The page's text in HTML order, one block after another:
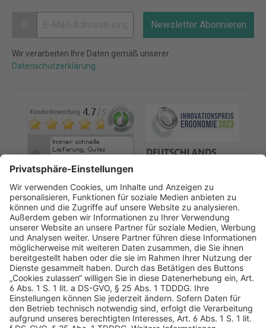
Newsletter Abonnieren
Wir verarbeiten Ihre Daten gemäß unserer
Datenschutzerklärung
AGB Datenschutz
Impressum
Sicherheitshinweis
Compliance